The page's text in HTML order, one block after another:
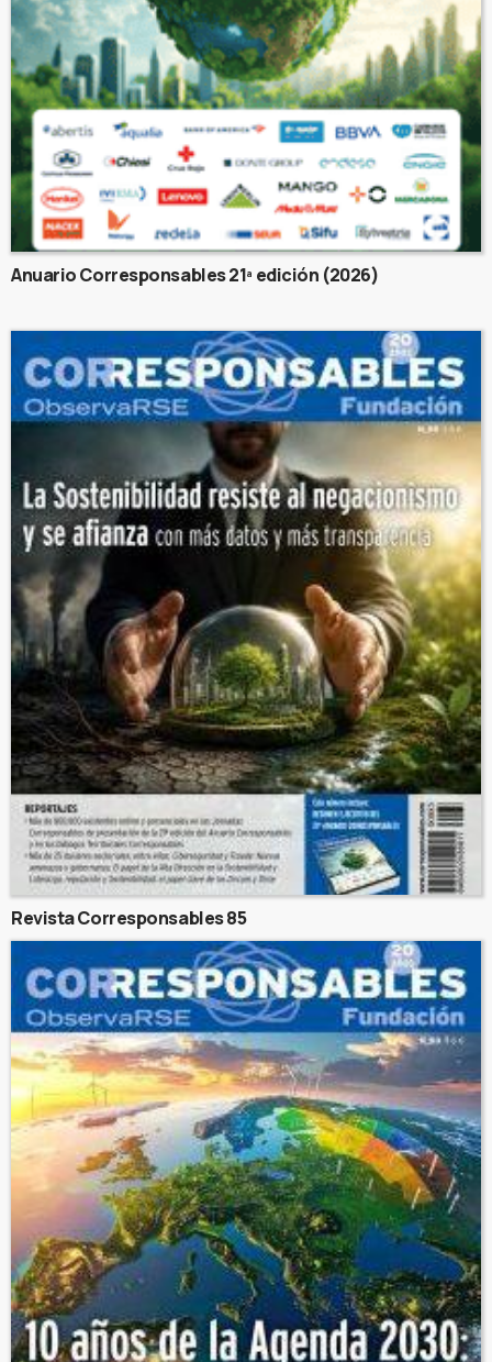
Anuario Corresponsables 21ª edición (2026)
Revista Corresponsables 85